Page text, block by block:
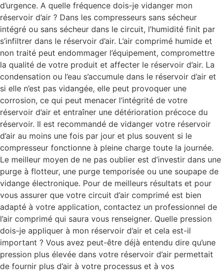
d’urgence. A quelle fréquence dois-je vidanger mon
réservoir d’air ? Dans les compresseurs sans sécheur
intégré ou sans sécheur dans le circuit, l’humidité finit par
s’infiltrer dans le réservoir d’air. L’air comprimé humide et
non traité peut endommager l’équipement, compromettre
la qualité de votre produit et affecter le réservoir d’air. La
condensation ou l’eau s’accumule dans le réservoir d’air et
si elle n’est pas vidangée, elle peut provoquer une
corrosion, ce qui peut menacer l’intégrité de votre
réservoir d’air et entraîner une détérioration précoce du
réservoir. Il est recommandé de vidanger votre réservoir
d’air au moins une fois par jour et plus souvent si le
compresseur fonctionne à pleine charge toute la journée.
Le meilleur moyen de ne pas oublier est d’investir dans une
purge à flotteur, une purge temporisée ou une soupape de
vidange électronique. Pour de meilleurs résultats et pour
vous assurer que votre circuit d’air comprimé est bien
adapté à votre application, contactez un professionnel de
l’air comprimé qui saura vous renseigner. Quelle pression
dois-je appliquer à mon réservoir d’air et cela est-il
important ? Vous avez peut-être déjà entendu dire qu’une
pression plus élevée dans votre réservoir d’air permettait
de fournir plus d’air à votre processus et à vos